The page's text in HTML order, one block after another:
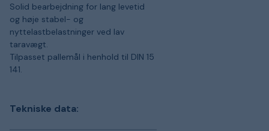
Solid bearbejdning for lang levetid
og høje stabel- og
nyttelastbelastninger ved lav
taravægt.
Tilpasset pallemål i henhold til DIN 15
141.
Tekniske data: